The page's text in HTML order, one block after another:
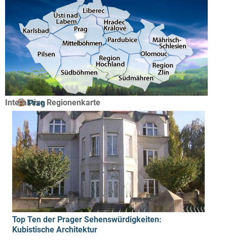
Interaktive Regionenkarte
Prag
Top Ten der Prager Sehenswürdigkeiten:
Kubistische Architektur